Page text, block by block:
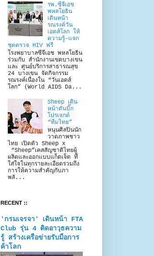
รพ.ซีจีเอช
พหลโยธิน
เดินหน้า
รณรงค์วัน
เอดส์โลก ให้
ความรู้–แจก
ชุดตรวจ HIV ฟรี
โรงพยาบาลซีจีเอช พหลโยธิน
ร่วมกับ สำนักงานเขตบางเขน
และ ศูนย์บริการสาธารณสุข
24 บางเขน จัดกิจกรรม
รณรงค์เนื่องใน “วันเอดส์
โลก” (World AIDS Da...
Sheep เดิน
หน้าดันบิ๊ก
โปรเจกต์
“ทีมไทย”
หนุนศิลปินนัก
วาดภาพชาว
ไทย เปิดตัว Sheep x
“Sheep”เคสสัญชาติไทยผู้
ผลิตและออกแบบแก็ดเจ็ต ที่
ใส่ใจในทุกรายละเอียดรวมถึง
การให้ความสำคัญกับภา
พลั...
RECENT ::
'กรมเจรจา' เดินหน้า FTA
Club รุ่น 4 ติดอาวุธความ
รู้ สร้างเครือข่ายรับมือการ
ค้าโลก